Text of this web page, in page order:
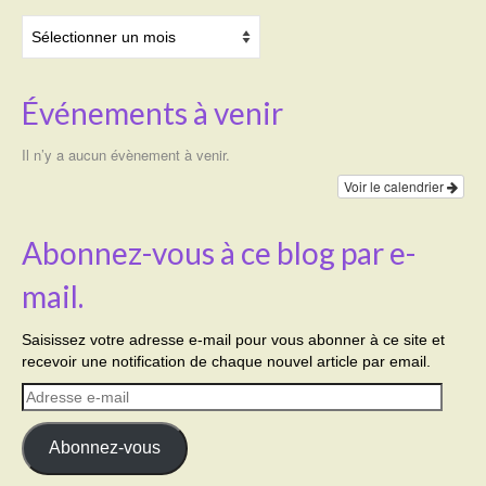
Événements à venir
Il n’y a aucun évènement à venir.
Voir le calendrier
Abonnez-vous à ce blog par e-
mail.
Saisissez votre adresse e-mail pour vous abonner à ce site et
recevoir une notification de chaque nouvel article par email.
Adresse
e-
mail
Abonnez-vous